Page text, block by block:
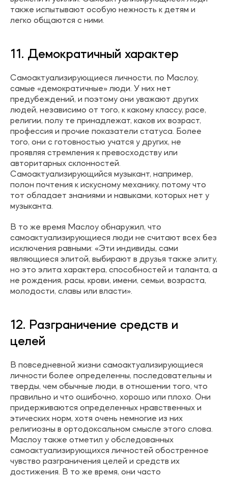
также испытывают особую нежность к детям и
легко общаются с ними.
11. Демократичный характер
Самоактуализирующиеся личности, по Маслоу,
самые «демократичные» люди. У них нет
предубеждений, и поэтому они уважают других
людей, независимо от того, к какому классу, расе,
религии, полу те принадлежат, каков их возраст,
профессия и прочие показатели статуса. Более
того, они с готовностью учатся у других, не
проявляя стремления к превосходству или
авторитарных склонностей.
Самоактуализирующийся музыкант, например,
полон почтения к искусному механику, потому что
тот обладает знаниями и навыками, которых нет у
музыканта.
В то же время Маслоу обнаружил, что
самоактуализирующиеся люди не считают всех без
исключения равными: «Эти индивиды, сами
являющиеся элитой, выбирают в друзья также элиту,
но это элита характера, способностей и таланта, а
не рождения, расы, крови, имени, семьи, возраста,
молодости, славы или власти».
12. Разграничение средств и
целей
В повседневной жизни самоактуализирующиеся
личности более определенны, последовательны и
тверды, чем обычные люди, в отношении того, что
правильно и что ошибочно, хорошо или плохо. Они
придерживаются определенных нравственных и
этических норм, хотя очень немногие из них
религиозны в ортодоксальном смысле этого слова.
Маслоу также отметил у обследованных
самоактуализирующихся личностей обостренное
чувство разграничения целей и средств их
достижения. В то же время, они часто